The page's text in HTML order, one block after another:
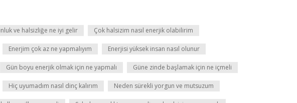
ve halsizliğe ne iyi gelir Çok halsizim nasıl enerjik olabilirim
Enerjim çok az ne yapmalıyım Enerjisi yüksek insan nasıl olunur
Gün boyu enerjik olmak için ne yapmalı Güne zinde başlamak için ne içmeli
Hiç uyumadım nasıl dinç kalırım Neden sürekli yorgun ve mutsuzum